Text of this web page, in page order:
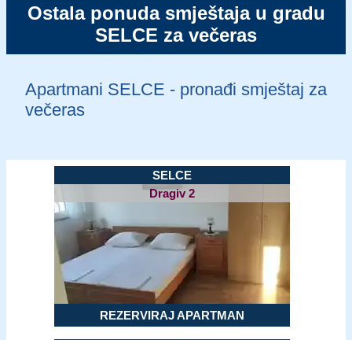
Ostala ponuda smještaja u gradu
SELCE za večeras
Apartmani SELCE - pronađi smještaj za
večeras
SELCE
Dragiv 2
REZERVIRAJ APARTMAN